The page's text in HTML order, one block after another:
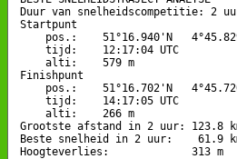
Duur van snelheidscompetitie: 2
Startpunt
pos.:    51°16.940'N
    tijd:    12:17:04 UTC
    alti:    579 m
Finishpunt
pos.:    51°16.702'N
    tijd:    14:17:05 UTC
    alti:    266 m
Grootste afstand in 2 uur: 123.8
Beste snelheid in 2 uur:    61.9
Hoogteverlies:             313 m